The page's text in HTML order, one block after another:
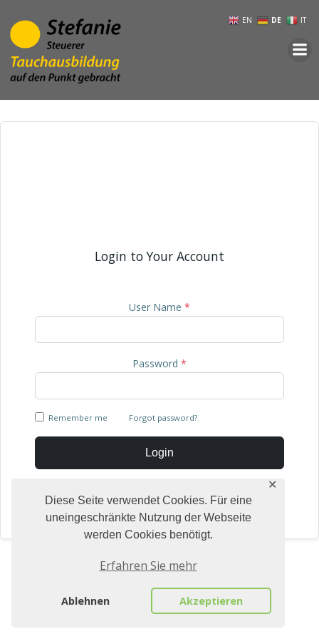
Diese Seite verwendet Cookies. Für eine
uneingeschränkte Nutzung der Webseite
werden Cookies benötigt.
Erfahren Sie mehr
Ablehnen Akzeptieren
✕
Login to Your Account
User Name *
Password *
Remember me Forgot password?
Login
Ich habe keinen Account.Register
EN DE IT